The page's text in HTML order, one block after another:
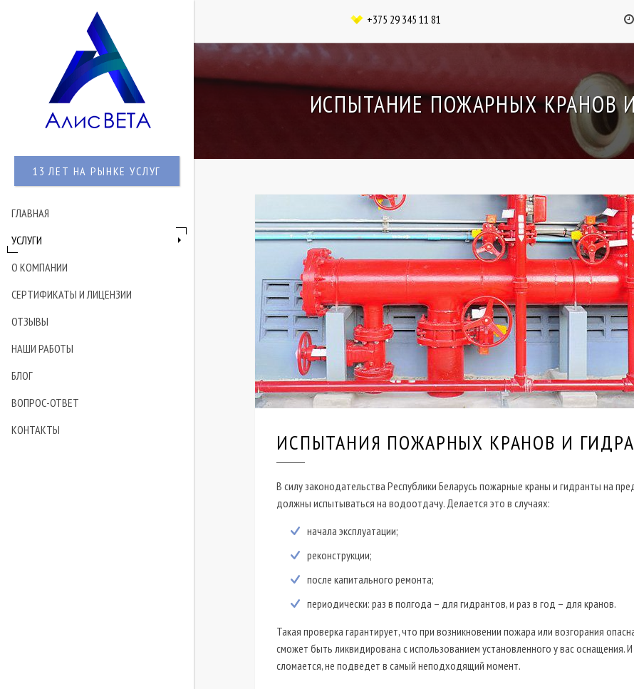
13 ЛЕТ НА РЫНКЕ УСЛУГ
ГЛАВНАЯ
УСЛУГИ
О КОМПАНИИ
СЕРТИФИКАТЫ И ЛИЦЕНЗИИ
ОТЗЫВЫ
НАШИ РАБОТЫ
БЛОГ
ВОПРОС-ОТВЕТ
КОНТАКТЫ
+375 29 345 11 81
ИСПЫТАНИЕ ПОЖАРНЫХ КРАНОВ
ИСПЫТАНИЯ ПОЖАРНЫХ КРАНОВ И
В силу законодательства Республики Беларусь пожарные краны и гидранты на
должны испытываться на водоотдачу. Делается это в случаях:
начала эксплуатации;
реконструкции;
после капитального ремонта;
периодически: раз в полгода – для гидрантов, и раз в год – для кранов.
Такая проверка гарантирует, что при возникновении пожара или возгорания
сможет быть ликвидирована с использованием установленного у вас оснащения.
сломается, не подведет в самый неподходящий момент.